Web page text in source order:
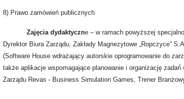
8) Prawo zamówień publicznych
Zajęcia dydaktyczne – w ramach powyższej
Dyrektor Biura Zarządu, Zakłady Magnezytowe „Ropczyce”
(Software House wdrażający autorskie oprogramowanie do
także aplikacje wspomagające planowanie i organizację
Zarządu Revas - Business Simulation Games, Trener